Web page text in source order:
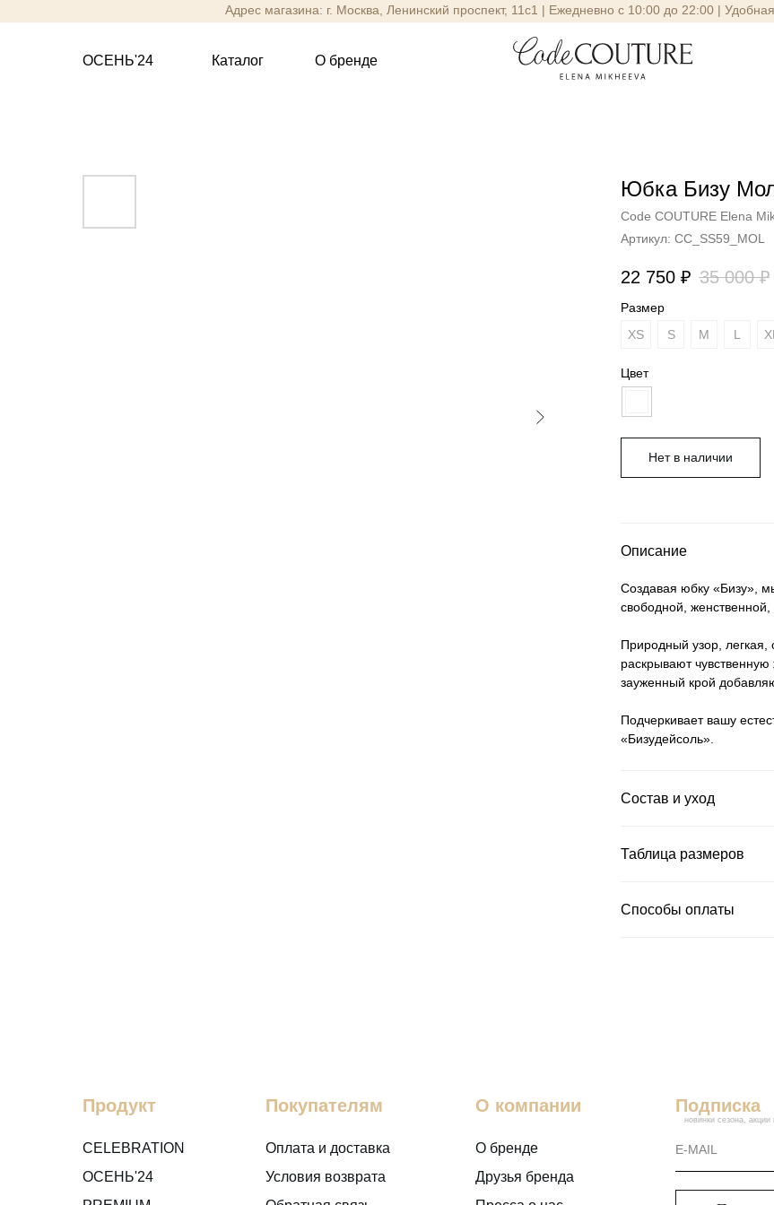
Адрес магазина: г. Москва, Ленинский проспект, 11с1 | Ежедневно с 10:00 до 22:00 |
ОСЕНЬ'24 Каталог О бренде
Юбка Бизу
Code COUTURE Elena
Артикул: CC_SS59_MOL
22 750 ₽ 35 000 ₽
Размер
XS
S М L
Цвет
Нет в наличии
Описание
Создавая юбку «Бизу»,
свободной,
Природный узор,
раскрывают
зауженный крой
Подчеркивает вашу
«Бизудейсоль».
Состав и уход
Таблица размеров
Способы оплаты
Продукт
CELEBRATION
ОСЕНЬ'24
Покупателям
Оплата и доставка
Условия возврата
О бренде
Друзья бренда
О компании Подписка
новинки сезона, акции